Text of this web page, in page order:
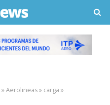
»Aerolineas» carga »